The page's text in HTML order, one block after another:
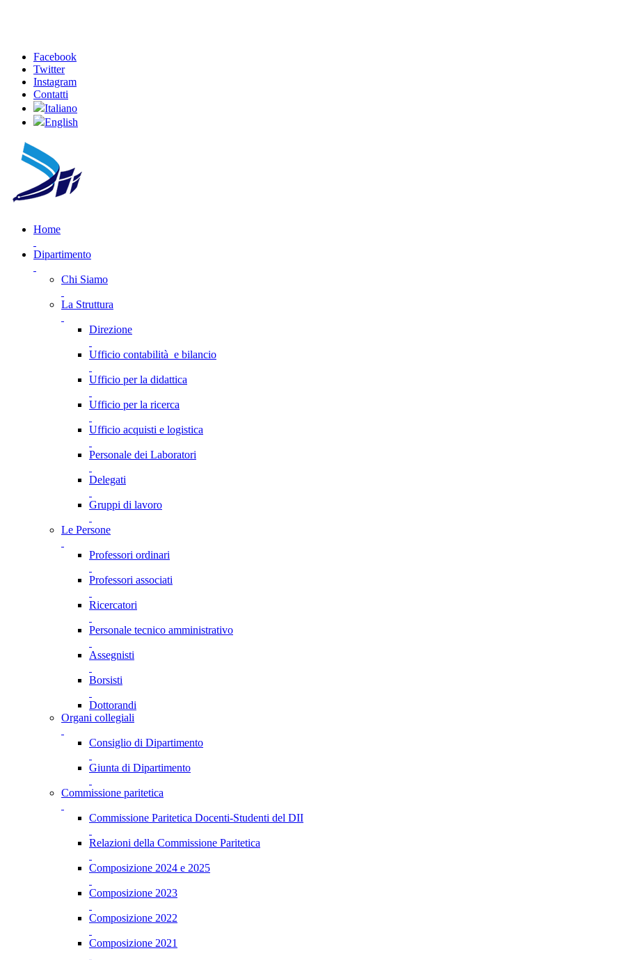
Facebook
Twitter
Instagram
Contatti
Italiano
English
Home
Dipartimento
Chi Siamo
La Struttura
Direzione
Ufficio contabilità e bilancio
Ufficio per la didattica
Ufficio per la ricerca
Ufficio acquisti e logistica
Personale dei Laboratori
Delegati
Gruppi di lavoro
Le Persone
Professori ordinari
Professori associati
Ricercatori
Personale tecnico amministrativo
Assegnisti
Borsisti
Dottorandi
Organi collegiali
Consiglio di Dipartimento
Giunta di Dipartimento
Commissione paritetica
Commissione Paritetica Docenti-Studenti del DII
Relazioni della Commissione Paritetica
Composizione 2024 e 2025
Composizione 2023
Composizione 2022
Composizione 2021